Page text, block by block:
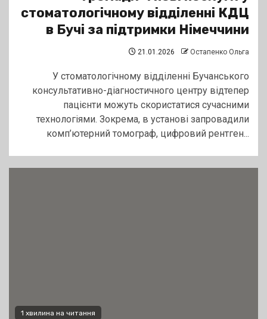
стоматологічному відділенні КДЦ
в Бучі за підтримки Німеччини
21.01.2026 Остапенко Ольга
У стоматологічному відділенні Бучанського
консультативно-діагностичного центру відтепер
пацієнти можуть скористатися сучасними
технологіями. Зокрема, в установі запровадили
комп’ютерний томограф, цифровий рентген...
1 хвилина на читання